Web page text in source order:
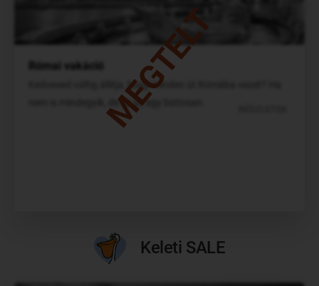
MEGTELT
Római vakáció
Kedvesed váltig állitja, hogy minden út Rómába vezet? Ha
nem is mindegyik, de ez az egy biztosan.
Keleti SALE